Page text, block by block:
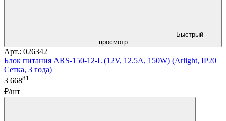
Быстрый
просмотр
Арт.: 026342
Блок питания ARS-150-12-L (12V, 12.5A, 150W) (Arlight, IP20
Сетка, 3 года)
3 66881
₽/шт